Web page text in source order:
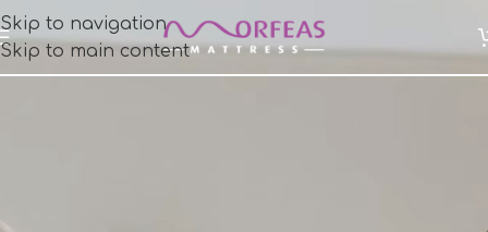
Skip to navigation
Skip to main content